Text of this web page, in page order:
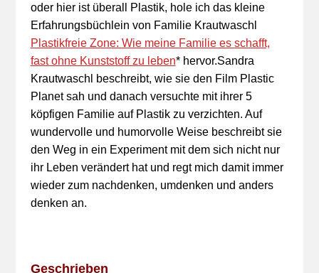
oder hier ist überall Plastik, hole ich das kleine
Erfahrungsbüchlein von Familie Krautwaschl
Plastikfreie Zone: Wie meine Familie es schafft,
fast ohne Kunststoff zu leben* hervor.Sandra
Krautwaschl beschreibt, wie sie den Film Plastic
Planet sah und danach versuchte mit ihrer 5
köpfigen Familie auf Plastik zu verzichten. Auf
wundervolle und humorvolle Weise beschreibt sie
den Weg in ein Experiment mit dem sich nicht nur
ihr Leben verändert hat und regt mich damit immer
wieder zum nachdenken, umdenken und anders
denken an.
Geschrieben